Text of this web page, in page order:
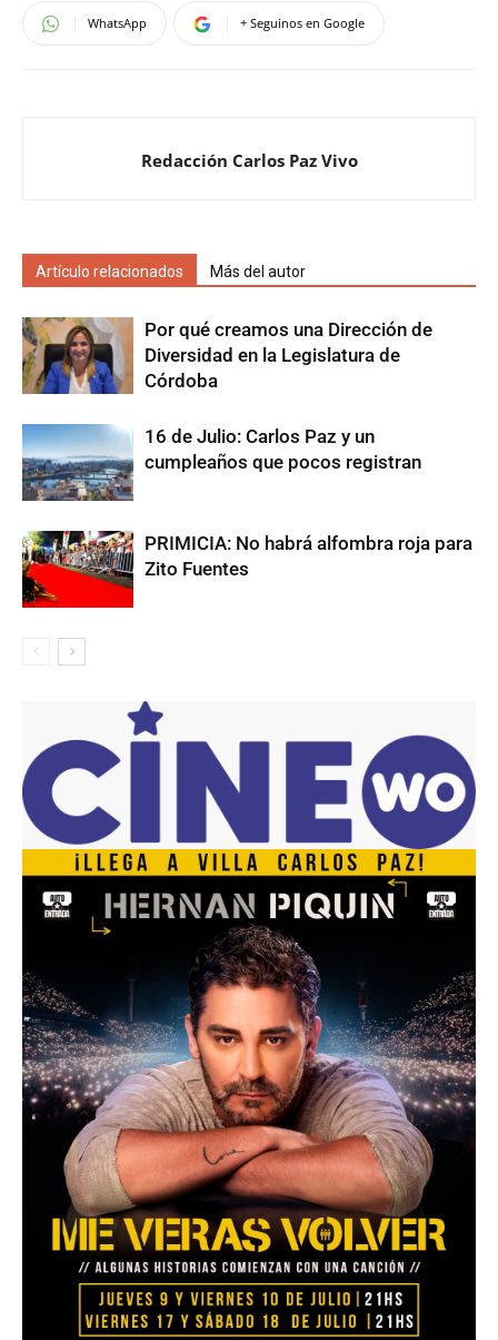
WhatsApp + Seguinos en Google
Redacción Carlos Paz Vivo
Artículo relacionados Más del autor
Por qué creamos una Dirección de
Diversidad en la Legislatura de
Córdoba
16 de Julio: Carlos Paz y un
cumpleaños que pocos registran
PRIMICIA: No habrá alfombra roja para
Zito Fuentes